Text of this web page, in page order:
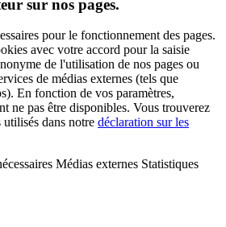
sur nos pages.
pour le fonctionnement des pages.
avec votre accord pour la saisie
de l'utilisation de nos pages ou
de médias externes (tels que
En fonction de vos paramètres,
ne pas être disponibles. Vous trouverez
utilisés dans notre déclaration sur les
Médias externes Statistiques